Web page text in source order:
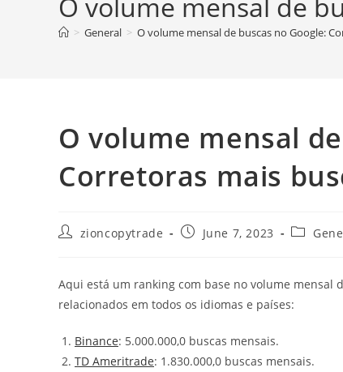
> General > O volume mensal de buscas no Google:
O volume mensal
Corretoras mais
Postzioncopytrade
PostJune 7, 2023
Post
Aqui está um ranking com base no volume mensal
relacionados em todos os idiomas e países:
Binance: 5.000.000,0 buscas mensais.
TD Ameritrade: 1.830.000,0 buscas mensais.